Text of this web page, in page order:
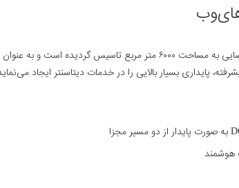
بخش خصوصی کشور محسوب می‌شود.
پایداری بسیار بالایی را در خدمات دیتاسنتر ایجاد